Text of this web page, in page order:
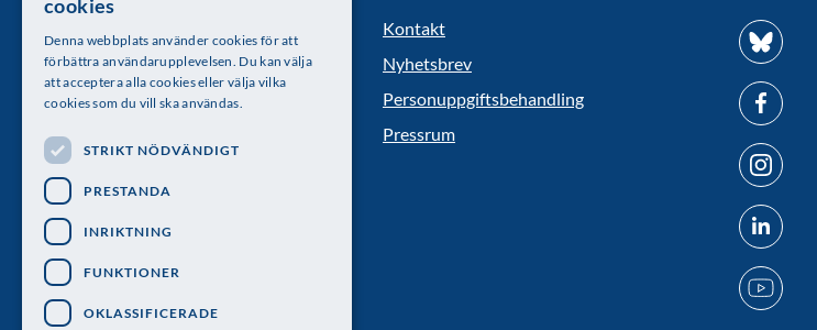
Kungl. Vetenskapsakademien
Besöksadress: Lilla Frescativägen 4A
Kontakt
Nyhetsbrev
Personuppgiftsbehandling
Pressrum
cookies
Denna webbplats använder cookies för att
förbättra användarupplevelsen. Du kan välja
att acceptera alla cookies eller välja vilka
cookies som du vill ska användas.
STRIKT NÖDVÄNDIGT
PRESTANDA
INRIKTNING
FUNKTIONER
OKLASSIFICERADE